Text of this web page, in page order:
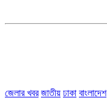
জেলার খবর জাতীয় ঢাকা বাংলাদেশ